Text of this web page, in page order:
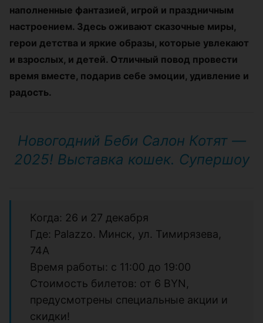
наполненные фантазией, игрой и праздничным
настроением. Здесь оживают сказочные миры,
герои детства и яркие образы, которые увлекают
и взрослых, и детей. Отличный повод провести
время вместе, подарив себе эмоции, удивление и
радость.
Новогодний Беби Салон Котят —
2025! Выставка кошек. Супершоу
Когда: 26 и 27 декабря
Где: Palazzo. Минск, ул. Тимирязева,
74А
Время работы: с 11:00 до 19:00
Стоимость билетов: от 6 BYN,
предусмотрены специальные акции и
скидки!